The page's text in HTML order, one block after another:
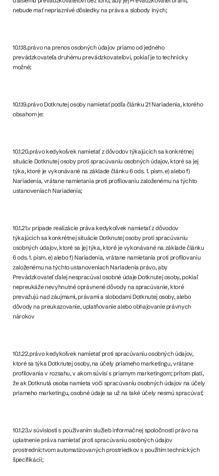
nebude mať nepriaznivé dôsledky na práva a slobody iných;
10.1.18.právo na prenos osobných údajov priamo od jedného
prevádzkovateľa druhému prevádzkovateľovi, pokiaľ je to technicky
možné;
10.1.19.právo Dotknutej osoby namietať podľa článku 21 Nariadenia, ktorého
obsahom je:
10.1.20.právo kedykoľvek namietať z dôvodov týkajúcich sa konkrétnej
situácie Dotknutej osoby proti spracúvaniu osobných údajov, ktoré sa jej
týka, ktoré je vykonávané na základe článku 6 ods. 1. písm. e) alebo f)
Nariadenia, vrátane namietania proti profilovaniu založenému na týchto
ustanoveniach Nariadenia;
10.1.21.v prípade realizácie práva kedykoľvek namietať z dôvodov
týkajúcich sa konkrétnej situácie Dotknutej osoby proti spracúvaniu
osobných údajov, ktoré sa jej týka, ktoré je vykonávané na základe článku
6 ods. 1. písm. e) alebo f) Nariadenia, vrátane namietania proti profilovaniu
založenému na týchto ustanoveniach Nariadenia právo, aby
Prevádzkovateľ ďalej nespracúval osobné údaje Dotknutej osoby, pokiaľ
nepreukáže nevyhnutné oprávnené dôvody na spracúvanie, ktoré
prevažujú nad záujmami, právami a slobodami Dotknutej osoby, alebo
dôvody na preukazovanie, uplatňovanie alebo obhajovanie právnych
nárokov
10.1.22.právo kedykoľvek namietať proti spracúvaniu osobných údajov,
ktoré sa týka Dotknutej osoby, na účely priameho marketingu, vrátane
profilovania v rozsahu, v akom súvisí s priamym marketingom; pritom platí,
že ak Dotknutá osoba namieta voči spracúvaniu osobných údajov na účely
priameho marketingu, osobné údaje sa už na také účely nesmú spracúvať;
10.1.23.v súvislosti s používaním služieb informačnej spoločnosti právo na
uplatnenie práva namietať proti spracúvaniu osobných údajov
prostredníctvom automatizovaných prostriedkov s použitím technických
špecifikácií;